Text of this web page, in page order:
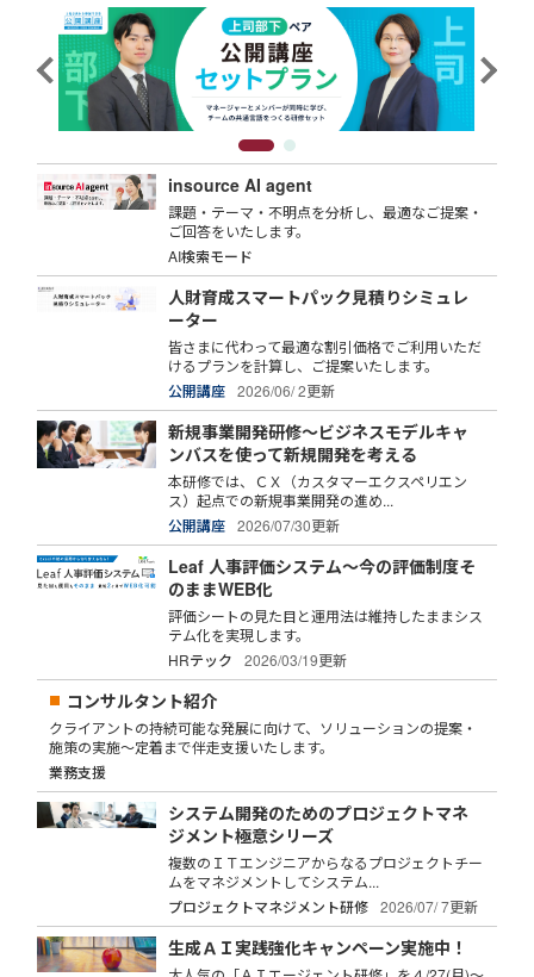
insource AI agent
課題・テーマ・不明点を分析し、最適なご提案・
ご回答をいたします。
AI検索モード
人財育成スマートパック見積りシミュレ
ーター
皆さまに代わって最適な割引価格でご利用いただ
けるプランを計算し、ご提案いたします。
公開講座
2026/06/ 2更新
新規事業開発研修～ビジネスモデルキャ
ンバスを使って新規開発を考える
本研修では、ＣＸ（カスタマーエクスペリエン
ス）起点での新規事業開発の進め...
公開講座
2026/07/30更新
Leaf 人事評価システム～今の評価制度そ
のままWEB化
評価シートの見た目と運用法は維持したままシス
テム化を実現します。
HRテック
2026/03/19更新
コンサルタント紹介
クライアントの持続可能な発展に向けて、ソリューションの提案・
施策の実施～定着まで伴走支援いたします。
業務支援
システム開発のためのプロジェクトマネ
ジメント極意シリーズ
複数のＩＴエンジニアからなるプロジェクトチー
ムをマネジメントしてシステム...
プロジェクトマネジメント研修
2026/07/ 7更新
生成ＡＩ実践強化キャンペーン実施中！